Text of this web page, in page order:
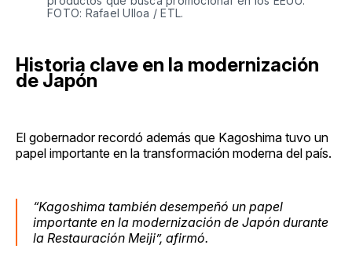
FOTO: Rafael Ulloa / ETL.
Historia clave en la modernización
de Japón
El gobernador recordó además que Kagoshima tuvo un
papel importante en la transformación moderna del país.
“Kagoshima también desempeñó un papel
importante en la modernización de Japón durante
la Restauración Meiji”, afirmó.